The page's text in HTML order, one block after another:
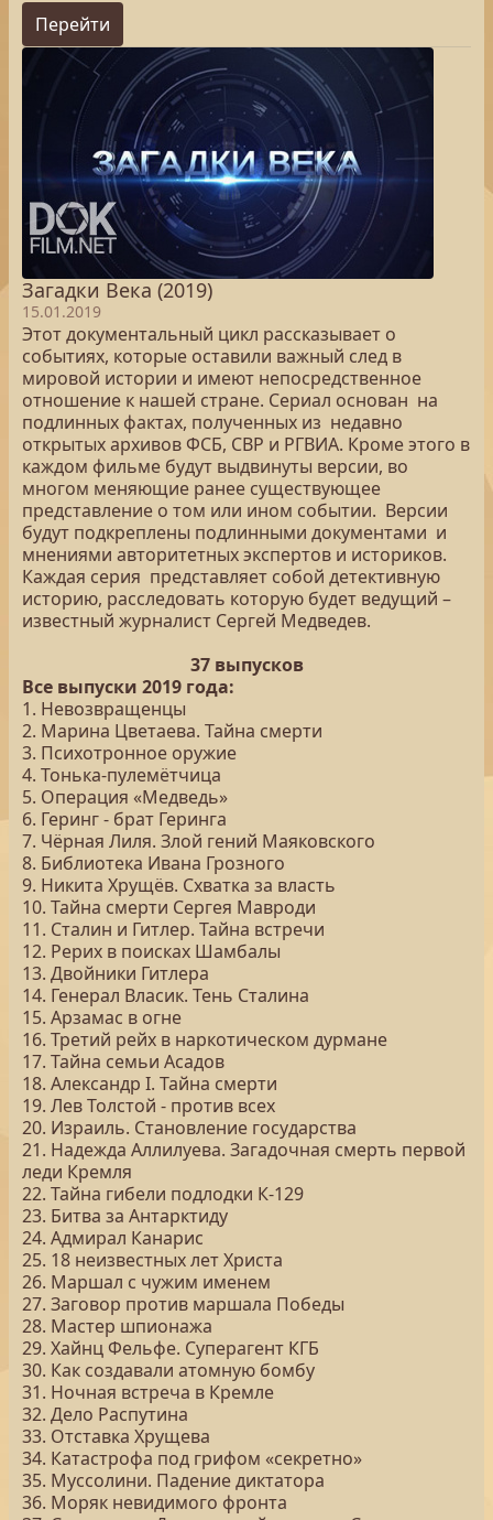
Перейти
Загадки Века (2019)
15.01.2019
Этот документальный цикл рассказывает о
событиях, которые оставили важный след в
мировой истории и имеют непосредственное
отношение к нашей стране. Сериал основан на
подлинных фактах, полученных из недавно
открытых архивов ФСБ, СВР и РГВИА. Кроме этого в
каждом фильме будут выдвинуты версии, во
многом меняющие ранее существующее
представление о том или ином событии. Версии
будут подкреплены подлинными документами и
мнениями авторитетных экспертов и историков.
Каждая серия представляет собой детективную
историю, расследовать которую будет ведущий –
известный журналист Сергей Медведев.
37 выпусков
Все выпуски 2019 года:
1. Невозвращенцы
2. Марина Цветаева. Тайна смерти
3. Психотронное оружие
4. Тонька-пулемётчица
5. Операция «Медведь»
6. Геринг - брат Геринга
7. Чёрная Лиля. Злой гений Маяковского
8. Библиотека Ивана Грозного
9. Никита Хрущёв. Схватка за власть
10. Тайна смерти Сергея Мавроди
11. Сталин и Гитлер. Тайна встречи
12. Рерих в поисках Шамбалы
13. Двойники Гитлера
14. Генерал Власик. Тень Сталина
15. Арзамас в огне
16. Третий рейх в наркотическом дурмане
17. Тайна семьи Асадов
18. Александр I. Тайна смерти
19. Лев Толстой - против всех
20. Израиль. Становление государства
21. Надежда Аллилуева. Загадочная смерть первой
леди Кремля
22. Тайна гибели подлодки К-129
23. Битва за Антарктиду
24. Адмирал Канарис
25. 18 неизвестных лет Христа
26. Маршал с чужим именем
27. Заговор против маршала Победы
28. Мастер шпионажа
29. Хайнц Фельфе. Суперагент КГБ
30. Как создавали атомную бомбу
31. Ночная встреча в Кремле
32. Дело Распутина
33. Отставка Хрущева
34. Катастрофа под грифом «секретно»
35. Муссолини. Падение диктатора
36. Моряк невидимого фронта